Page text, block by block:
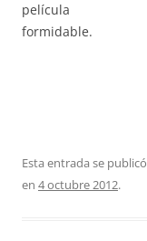
película
formidable.
Esta entrada se
en 4 octubre 2012.